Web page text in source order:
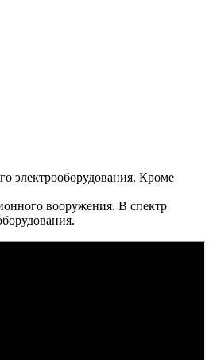
электрооборудования. Кроме
вооружения. В спектр